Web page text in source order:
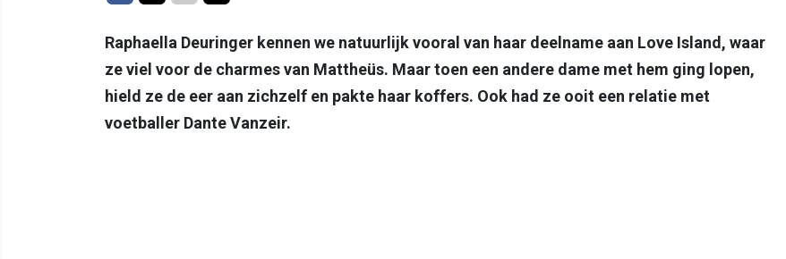
Raphaella Deuringer kennen we natuurlijk vooral van haar deelname aan Love Island, waar
ze viel voor de charmes van Mattheüs. Maar toen een andere dame met hem ging lopen,
hield ze de eer aan zichzelf en pakte haar koffers. Ook had ze ooit een relatie met
voetballer Dante Vanzeir.